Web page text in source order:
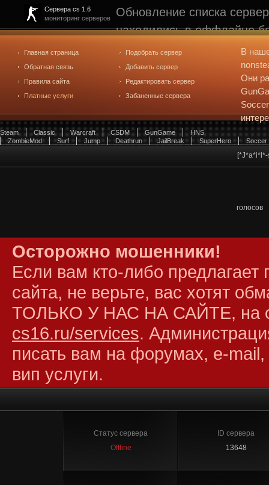
Сервера cs 1.6
мониторинг серверов
Обновление списка
находились в оффлайне
рейтинге не участвуют.
редактирования
.
Главная страница
Обратная связь
Правила сайта
Платные услуги
Подобрать сервер
Добавить сервер
Редактировать сервер
Забаненные сервера
В
Они
Steam Classic Warcraft CSDM GunGame
HNS
ZombieMod
Surf Jump Deathrun JailBreak SuperHero Soccer
голосов
Осторожно мошенники!
Если вам кто-либо
сайта, не верьте, вас хотят
ТОЛЬКО У НАС НА САЙТЕ, на
cs16.ru/services.
писать вам на форумах, e-mail,
вип услуги.
Статус сервера
Offline
ID сервера
13648